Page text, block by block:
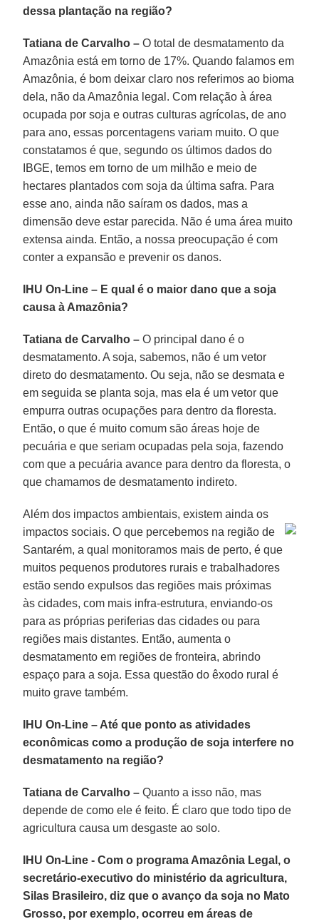
dessa plantação na região?
Tatiana de Carvalho – O total de desmatamento da
Amazônia está em torno de 17%. Quando falamos em
Amazônia, é bom deixar claro nos referimos ao bioma
dela, não da Amazônia legal. Com relação à área
ocupada por soja e outras culturas agrícolas, de ano
para ano, essas porcentagens variam muito. O que
constatamos é que, segundo os últimos dados do
IBGE, temos em torno de um milhão e meio de
hectares plantados com soja da última safra. Para
esse ano, ainda não saíram os dados, mas a
dimensão deve estar parecida. Não é uma área muito
extensa ainda. Então, a nossa preocupação é com
conter a expansão e prevenir os danos.
IHU On-Line – E qual é o maior dano que a soja
causa à Amazônia?
Tatiana de Carvalho – O principal dano é o
desmatamento. A soja, sabemos, não é um vetor
direto do desmatamento. Ou seja, não se desmata e
em seguida se planta soja, mas ela é um vetor que
empurra outras ocupações para dentro da floresta.
Então, o que é muito comum são áreas hoje de
pecuária e que seriam ocupadas pela soja, fazendo
com que a pecuária avance para dentro da floresta, o
que chamamos de desmatamento indireto.
Além dos impactos ambientais, existem ainda os
impactos sociais. O que percebemos na região de
Santarém, a qual monitoramos mais de perto, é que
muitos pequenos produtores rurais e trabalhadores
estão sendo expulsos das regiões mais próximas
às cidades, com mais infra-estrutura, enviando-os
para as próprias periferias das cidades ou para
regiões mais distantes. Então, aumenta o
desmatamento em regiões de fronteira, abrindo
espaço para a soja. Essa questão do êxodo rural é
muito grave também.
IHU On-Line – Até que ponto as atividades
econômicas como a produção de soja interfere no
desmatamento na região?
Tatiana de Carvalho – Quanto a isso não, mas
depende de como ele é feito. É claro que todo tipo de
agricultura causa um desgaste ao solo.
IHU On-Line - Com o programa Amazônia Legal, o
secretário-executivo do ministério da agricultura,
Silas Brasileiro, diz que o avanço da soja no Mato
Grosso, por exemplo, ocorreu em áreas de